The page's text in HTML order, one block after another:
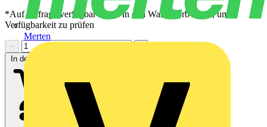
Merten
*Auf Anfrage verfügbar - bitte in den Warenkorb legen, um
Verfügbarkeit zu prüfen
−
In den Warenkorb